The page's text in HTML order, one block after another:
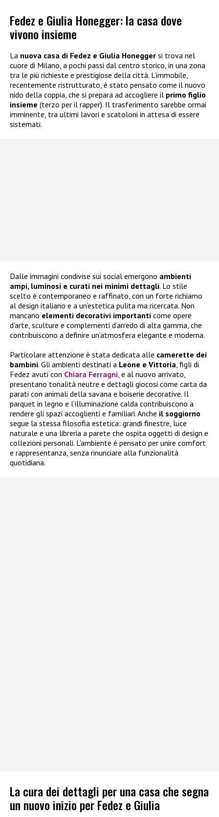
Fedez e Giulia Honegger: la casa dove
vivono insieme
La nuova casa di Fedez e Giulia Honegger si trova nel
cuore di Milano, a pochi passi dal centro storico, in una zona
tra le più richieste e prestigiose della città. L’immobile,
recentemente ristrutturato, è stato pensato come il nuovo
nido della coppia, che si prepara ad accogliere il primo figlio
insieme (terzo per il rapper). Il trasferimento sarebbe ormai
imminente, tra ultimi lavori e scatoloni in attesa di essere
sistemati.
Dalle immagini condivise sui social emergono ambienti
ampi, luminosi e curati nei minimi dettagli. Lo stile
scelto è contemporaneo e raffinato, con un forte richiamo
al design italiano e a un’estetica pulita ma ricercata. Non
mancano elementi decorativi importanti come opere
d’arte, sculture e complementi d’arredo di alta gamma, che
contribuiscono a definire un’atmosfera elegante e moderna.
Particolare attenzione è stata dedicata alle camerette dei
bambini. Gli ambienti destinati a Leone e Vittoria, figli di
Fedez avuti con Chiara Ferragni, e al nuovo arrivato,
presentano tonalità neutre e dettagli giocosi come carta da
parati con animali della savana e boiserie decorative. Il
parquet in legno e l’illuminazione calda contribuiscono a
rendere gli spazi accoglienti e familiari. Anche il soggiorno
segue la stessa filosofia estetica: grandi finestre, luce
naturale e una libreria a parete che ospita oggetti di design e
collezioni personali. L’ambiente è pensato per unire comfort
e rappresentanza, senza rinunciare alla funzionalità
quotidiana.
La cura dei dettagli per una casa che segna
un nuovo inizio per Fedez e Giulia